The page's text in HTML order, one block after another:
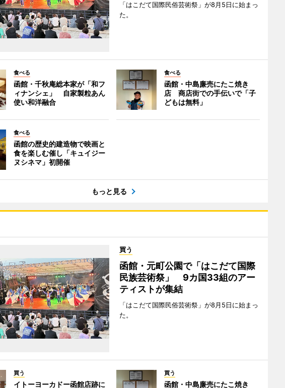
「はこだて国際民俗芸術祭」が8月5日に始まっ
た。
食べる
函館・千秋庵総本家が「和フ
ィナンシェ」 自家製粒あん
使い和洋融合
食べる
函館・中島廉売にたこ焼き
店 商店街での手伝いで「子
どもは無料」
食べる
函館の歴史的建造物で映画と
食を楽しむ催し「キュイジー
ヌシネマ」初開催
もっと見る
買う
函館・元町公園で「はこだて国際
民族芸術祭」 9カ国33組のアー
ティストが集結
「はこだて国際民俗芸術祭」が8月5日に始まっ
た。
買う
イトーヨーカドー函館店跡に
買う
函館・中島廉売にたこ焼き